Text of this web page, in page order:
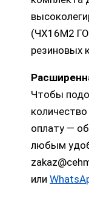
(ЧХ16М2
резиновых
Чтобы
оплату —
любым
или